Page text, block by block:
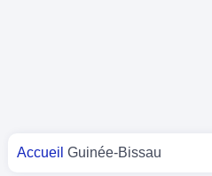
Vous êtes ici
Accueil Guinée-Bissau